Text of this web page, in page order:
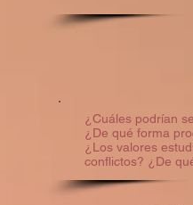
¿Cuáles podrían
¿De qué forma
¿Los valores
conflictos? ¿De